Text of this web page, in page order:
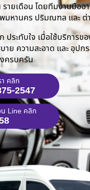
รายเดือน โดยทีมงานมือ
มหานคร ปริมณฑล และ ต่
ระทับใจ เมื่อใช้บริการขอ
าย ความสะอาด และ อุป
ครบครัน
คลิก
2547
น Line คลิก